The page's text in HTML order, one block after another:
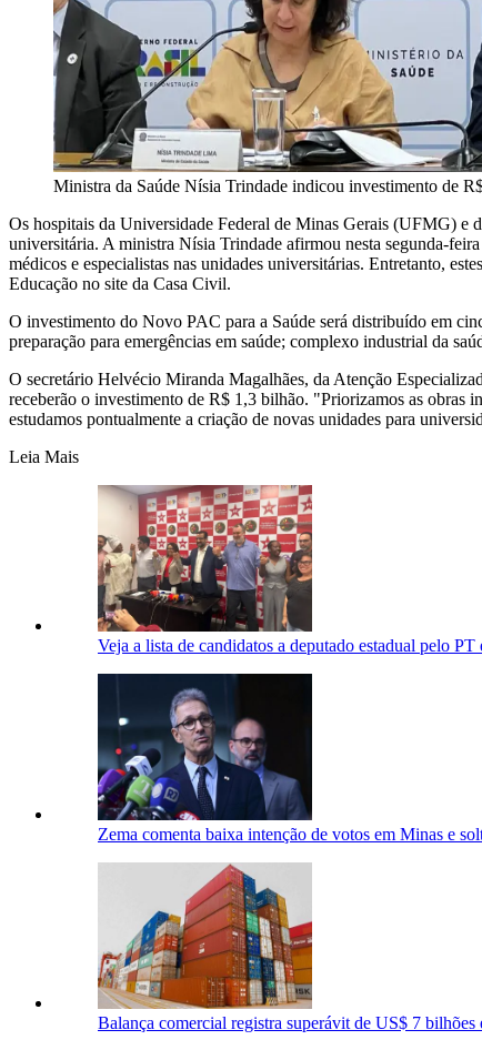
Ministra da Saúde Nísia Trindade indicou investimento de
Os hospitais da Universidade Federal de Minas Gerais (UFMG) e
universitária. A ministra Nísia Trindade afirmou nesta segunda-
médicos e especialistas nas unidades universitárias. Entretanto,
Educação no site da Casa Civil.
O investimento do Novo PAC para a Saúde será distribuído em
preparação para emergências em saúde; complexo industrial da
O secretário Helvécio Miranda Magalhães, da Atenção
receberão o investimento de R$ 1,3 bilhão. "Priorizamos as obras
estudamos pontualmente a criação de novas unidades para
Leia Mais
Veja a lista de candidatos a deputado estadual pelo
Zema comenta baixa intenção de votos em Minas e
Balança comercial registra superávit de US$ 7 bilhões